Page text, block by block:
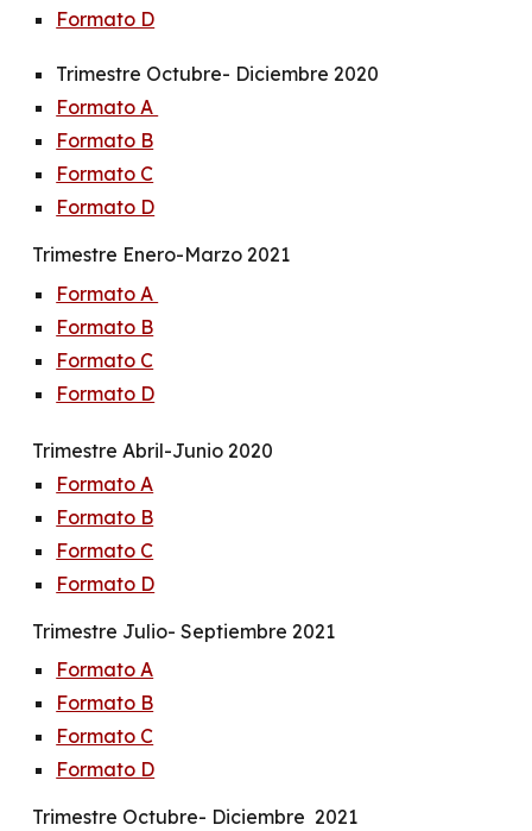
Formato D
Trimestre Octubre- Diciembre 2020
Formato A
Formato B
Formato C
Formato D
Trimestre Enero-Marzo 2021
Formato A
Formato B
Formato C
Formato D
Trimestre Abril-Junio 2020
Formato A
Formato B
Formato C
Formato D
Trimestre Julio- Septiembre 2021
Formato A
Formato B
Formato C
Formato D
Trimestre Octubre- Diciembre 2021